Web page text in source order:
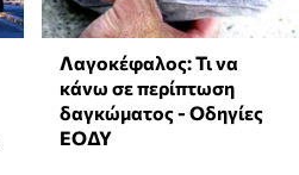
Λαγοκέφαλος: Τι να
κάνω σε περίπτωση
δαγκώματος - Οδηγίες
ΕΟΔΥ